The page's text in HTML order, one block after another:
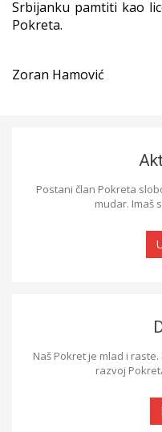
Srbijanku pamtiti kao
Pokreta.
Zoran Hamović
Postani član Pokreta
mudar. Imaš
Naš Pokret je mlad i
razvoj